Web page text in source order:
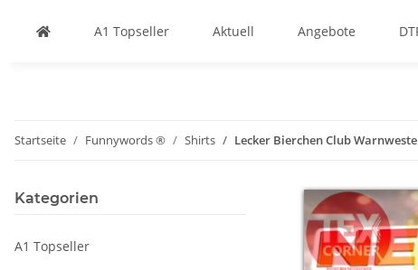
A1 Topseller Aktuell Angebote
Startseite Funnywords ® Shirts Lecker Bierchen Club
Kategorien
A1 Topseller